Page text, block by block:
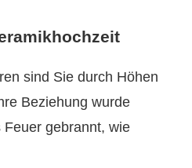
sind Sie durch Höhen
Beziehung wurde
gebrannt, wie